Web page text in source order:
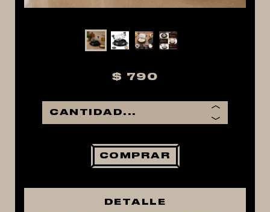
DISPENSADORES DE CERVEZA
**KEGLAND**
KIT DE MALTAS BIRRA
LEVADURAS
PRODUCTOS QUIMICOS Y ESPECIAS
FIVE STAR U.S.A
HORNOS PORTÁTILES PIZZA
$ 790
COMPRAR
DETALLE